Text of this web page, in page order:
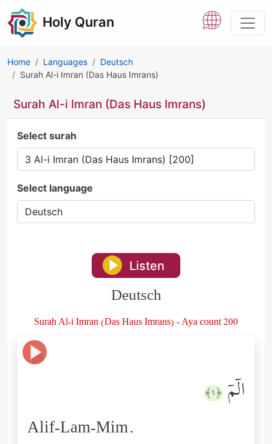
Holy Quran
Home Languages
Deutsch
Surah Al-i Imran (Das Haus Imrans)
Surah Al-i Imran (Das Haus Imrans)
Select surah
Select language
Listen
Deutsch
Surah Al-i Imran (Das Haus Imrans) - Aya count 200
الۤمۤ ﴿١﴾
Alif-Lam-Mim.